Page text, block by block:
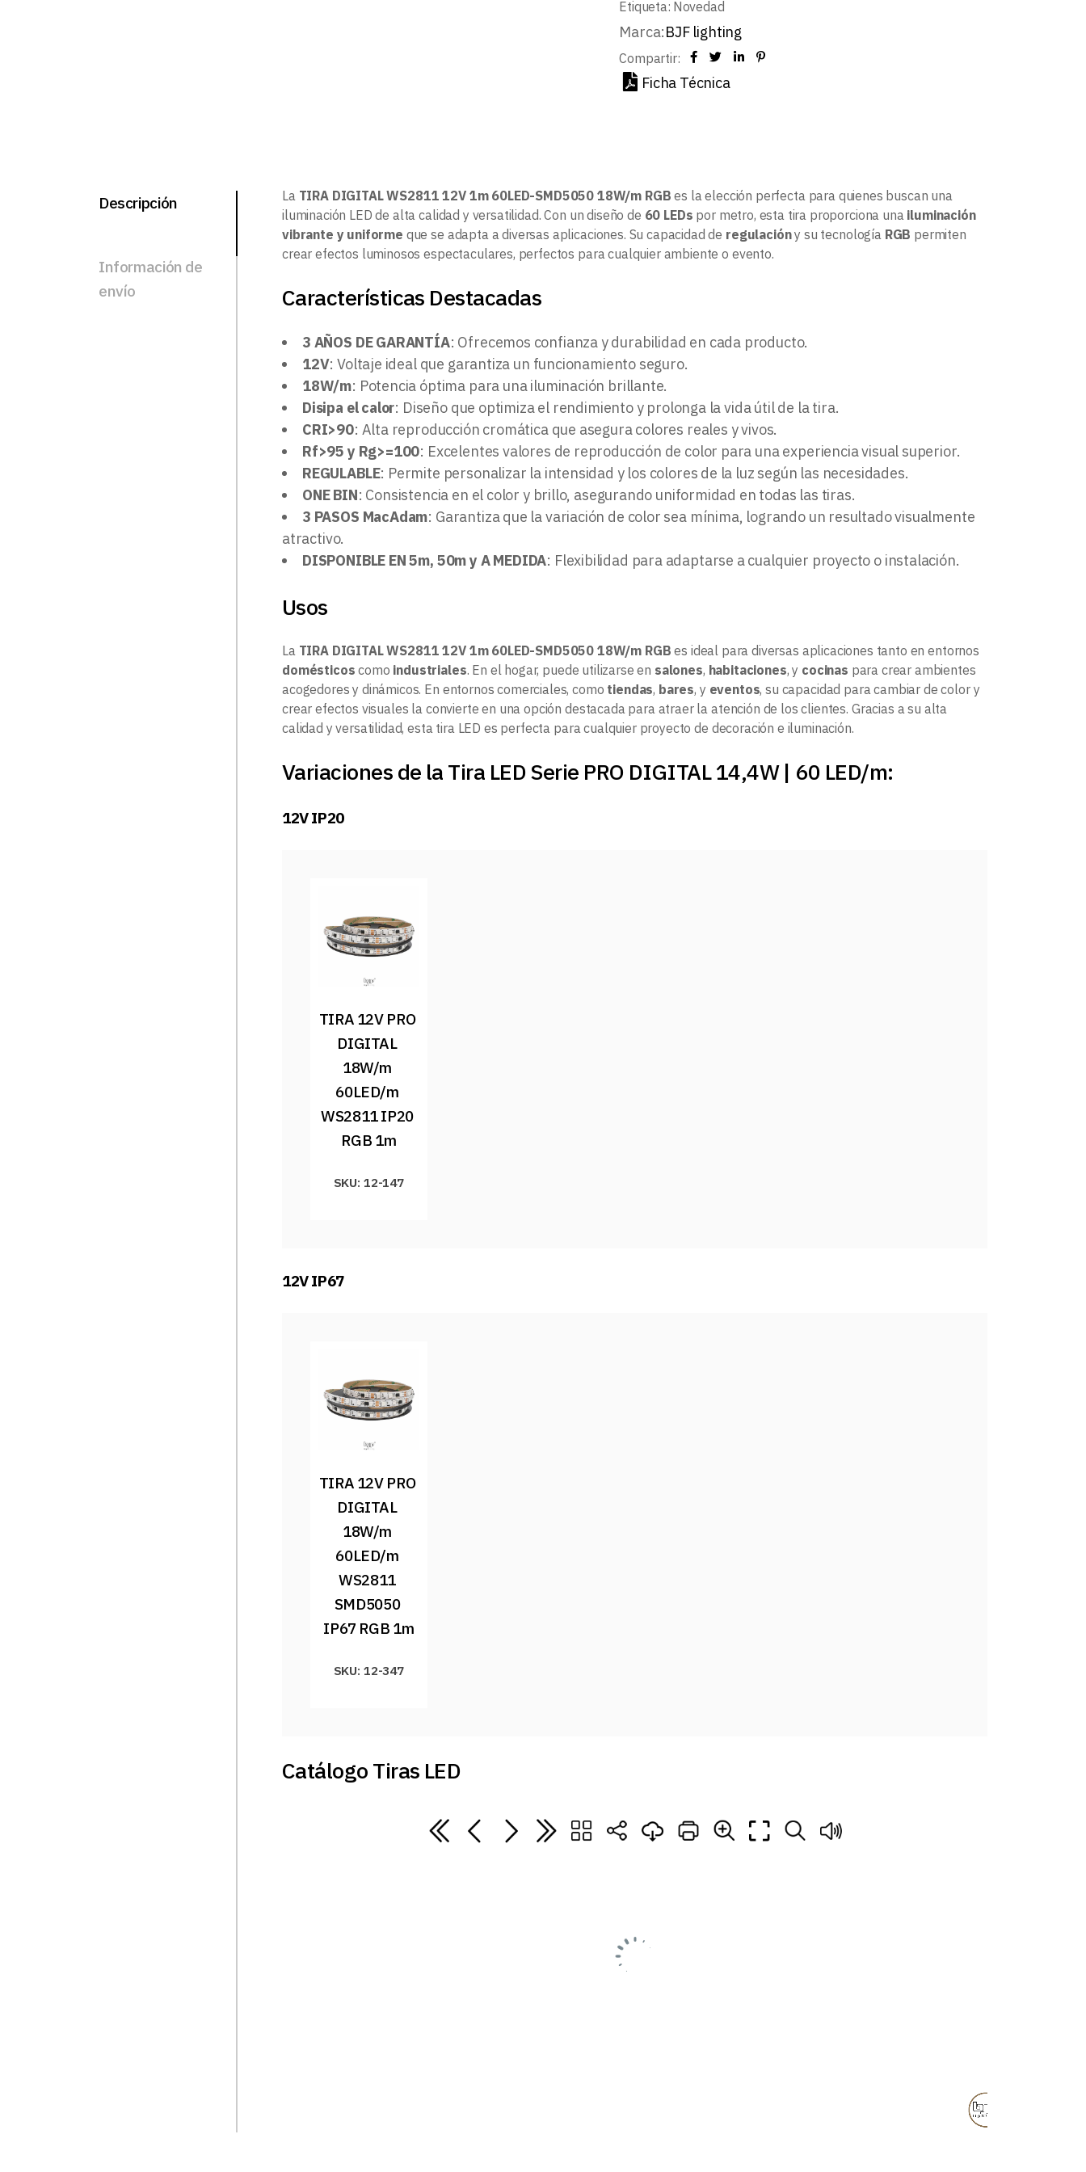
Etiqueta: Novedad
Marca:BJF lighting
Compartir:
Ficha Técnica
Descripción
Información de
envío
La TIRA DIGITAL WS2811 12V 1m 60LED-SMD5050 18W/m RGB es la elección perfecta para quienes buscan una
iluminación LED de alta calidad y versatilidad. Con un diseño de 60 LEDs por metro, esta tira proporciona una iluminación
vibrante y uniforme que se adapta a diversas aplicaciones. Su capacidad de regulacióny su tecnología RGB permiten
crear efectos luminosos espectaculares, perfectos para cualquier ambiente o evento.
Características Destacadas
3 AÑOS DE GARANTÍA: Ofrecemos confianza y durabilidad en cada producto.
12V: Voltaje ideal que garantiza un funcionamiento seguro.
18W/m: Potencia óptima para una iluminación brillante.
Disipa el calor: Diseño que optimiza el rendimiento y prolonga la vida útil de la tira.
CRI>90: Alta reproducción cromática que asegura colores reales y vivos.
Rf>95 y Rg>=100: Excelentes valores de reproducción de color para una experiencia visual superior.
REGULABLE: Permite personalizar la intensidad y los colores de la luz según las necesidades.
ONE BIN: Consistencia en el color y brillo, asegurando uniformidad en todas las tiras.
3 PASOS MacAdam: Garantiza que la variación de color sea mínima, logrando un resultado visualmente
atractivo.
DISPONIBLE EN 5m, 50m y A MEDIDA: Flexibilidad para adaptarse a cualquier proyecto o instalación.
Usos
La TIRA DIGITAL WS2811 12V 1m 60LED-SMD5050 18W/m RGB es ideal para diversas aplicaciones tanto en entornos
domésticos como industriales. En el hogar, puede utilizarse en salones, habitaciones, y cocinas para crear ambientes
acogedores y dinámicos. En entornos comerciales, como tiendas, bares, y eventos, su capacidad para cambiar de color y
crear efectos visuales la convierte en una opción destacada para atraer la atención de los clientes. Gracias a su alta
calidad y versatilidad, esta tira LED es perfecta para cualquier proyecto de decoración e iluminación.
Variaciones de la Tira LED Serie PRO DIGITAL 14,4W | 60 LED/m:
12V IP20
TIRA 12V PRO
DIGITAL
18W/m
60LED/m
WS2811 IP20
RGB 1m
SKU: 12-147
12V IP67
TIRA 12V PRO
DIGITAL
18W/m
60LED/m
WS2811
SMD5050
IP67 RGB 1m
SKU: 12-347
Catálogo Tiras LED